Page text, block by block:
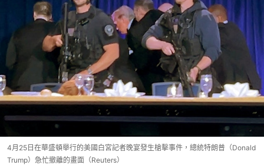
4月25日在華盛頓舉行的美國白宮記者晚宴發生槍擊事件，總統特朗普（Donald
Trump）急忙撤離的畫面（Reuters）